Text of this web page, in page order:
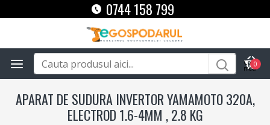
0744 158 799
0
APARAT DE SUDURA INVERTOR YAMAMOTO 320A,
ELECTROD 1.6-4MM , 2.8 KG